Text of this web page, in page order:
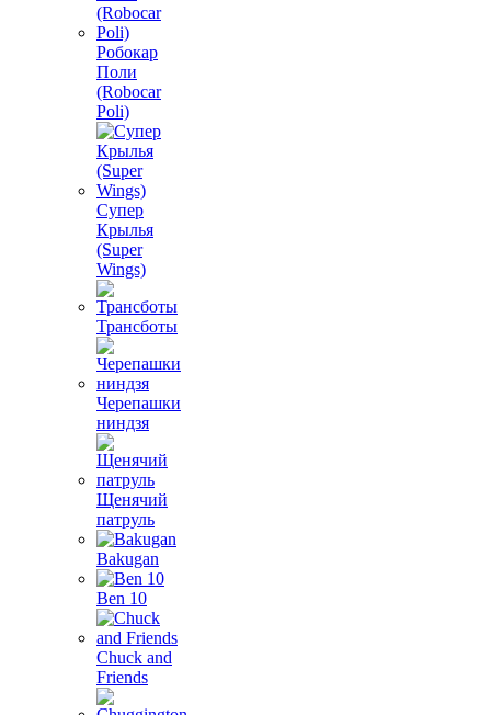
Робокар
Поли
(Robocar
Poli)
Супер
Крылья
(Super
Wings)
Трансботы
Черепашки
ниндзя
Щенячий
патруль
Bakugan
Ben 10
Chuck and
Friends